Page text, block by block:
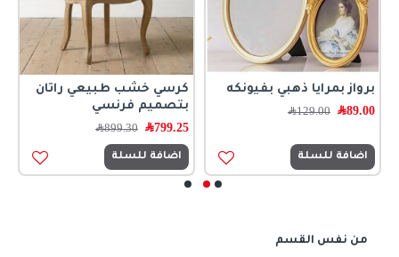
برواز بمرايا ذهبي بفيونكه
89.00﷼ 129.00﷼
اضافة للسلة
كرسي خشب طبيعي راتان
بتصميم فرنسي
799.25﷼ 899.30﷼
اضافة للسلة
من نفس القسم